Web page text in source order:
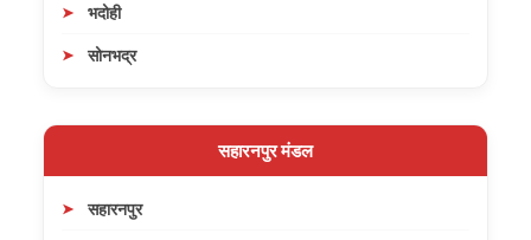
भदोही
सोनभद्र
सहारनपुर मंडल
सहारनपुर